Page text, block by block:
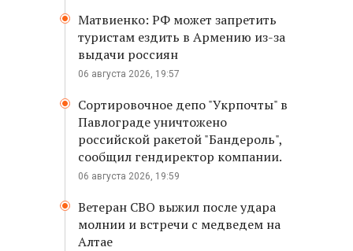
Матвиенко: РФ может запретить
туристам ездить в Армению из-за
выдачи россиян
06 августа 2026, 19:57
Сортировочное депо "Укрпочты" в
Павлограде уничтожено
российской ракетой "Бандероль",
сообщил гендиректор компании.
06 августа 2026, 19:59
Ветеран СВО выжил после удара
молнии и встречи с медведем на
Алтае